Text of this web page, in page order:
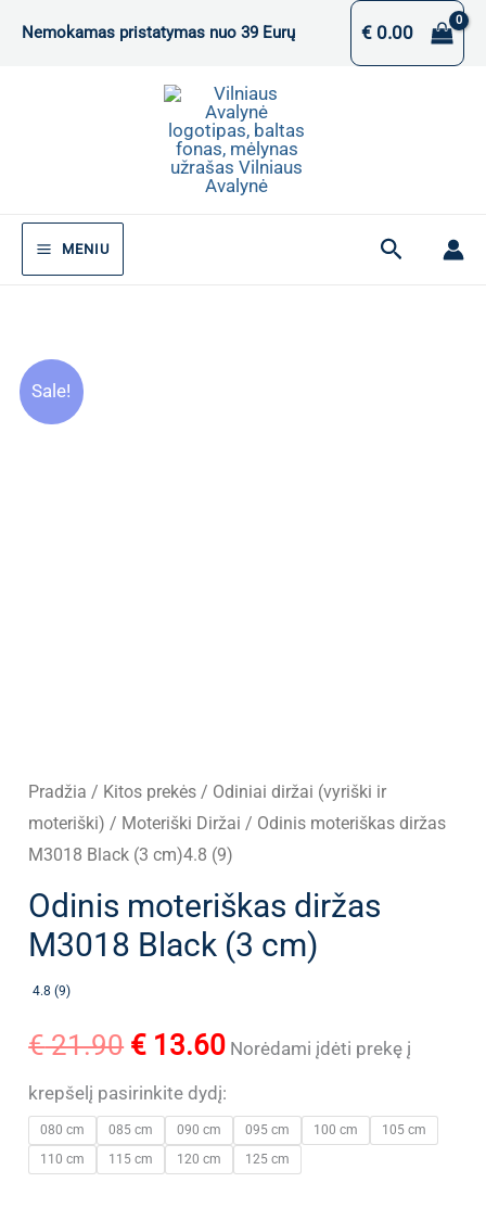
Nemokamas pristatymas nuo 39 Eurų €0.00
MENIU Paieška
Sale!
Pradžia / Kitos prekės / Odiniai diržai (vyriški ir
moteriški) / Moteriški Diržai / Odinis moteriškas diržas
M3018 Black (3 cm)4.8 (9)
Odinis moteriškas diržas
M3018 Black (3 cm)
4.8 (9)
€21.90 Original
price
was:
€ 13.60Current
price
is:
Norėdami įdėti prekę į
krepšelį pasirinkite dydį:
080 cm 085 cm 090 cm 095 cm 100 cm
105 cm
110 cm
115 cm 120 cm 125 cm